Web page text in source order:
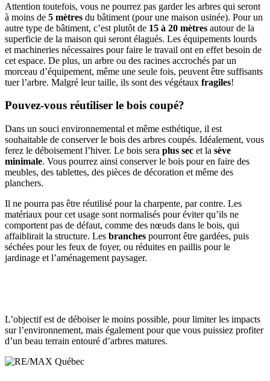
Attention toutefois, vous ne pourrez pas garder les arbres qui seront
à moins de 5 mètres du bâtiment (pour une maison usinée). Pour un
autre type de bâtiment, c’est plutôt de 15 à 20 mètres autour de la
superficie de la maison qui seront élagués. Les équipements lourds
et machineries nécessaires pour faire le travail ont en effet besoin de
cet espace. De plus, un arbre ou des racines accrochés par un
morceau d’équipement, même une seule fois, peuvent être suffisants
tuer l’arbre. Malgré leur taille, ils sont des végétaux fragiles!
Pouvez-vous réutiliser le bois coupé?
Dans un souci environnemental et même esthétique, il est
souhaitable de conserver le bois des arbres coupés. Idéalement, vous
ferez le déboisement l’hiver. Le bois sera plus sec et la sève
minimale. Vous pourrez ainsi conserver le bois pour en faire des
meubles, des tablettes, des pièces de décoration et même des
planchers.
Il ne pourra pas être réutilisé pour la charpente, par contre. Les
matériaux pour cet usage sont normalisés pour éviter qu’ils ne
comportent pas de défaut, comme des nœuds dans le bois, qui
affaiblirait la structure. Les branches pourront être gardées, puis
séchées pour les feux de foyer, ou réduites en paillis pour le
jardinage et l’aménagement paysager.
L’objectif est de déboiser le moins possible, pour limiter les impacts
sur l’environnement, mais également pour que vous puissiez profiter
d’un beau terrain entouré d’arbres matures.